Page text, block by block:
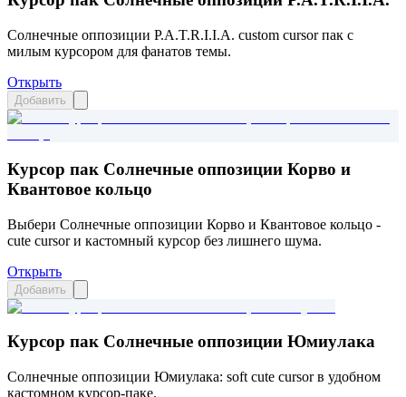
Солнечные оппозиции P.A.T.R.I.I.A. custom cursor пак с
милым курсором для фанатов темы.
Открыть
Добавить
Курсор пак Солнечные оппозиции Корво и
Квантовое кольцо
Выбери Солнечные оппозиции Корво и Квантовое кольцо -
cute cursor и кастомный курсор без лишнего шума.
Открыть
Добавить
Курсор пак Солнечные оппозиции Юмиулака
Солнечные оппозиции Юмиулака: soft cute cursor в удобном
кастомном курсор-паке.